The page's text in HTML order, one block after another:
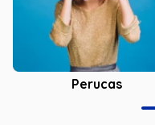
Perucas